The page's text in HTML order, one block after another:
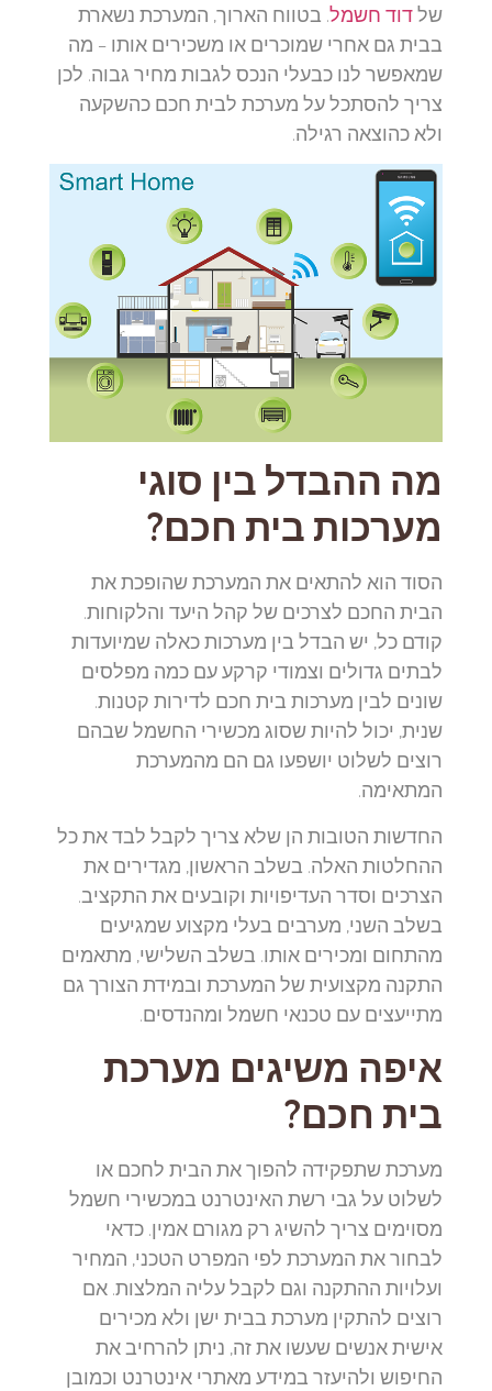
שלדוד חשמל. בטווח הארוך, המערכת נשארת
בבית גם אחרי שמוכרים או משכירים אותו – מה
שמאפשר לנו כבעלי הנכס לגבות מחיר גבוה. לכן
צריך להסתכל על מערכת לבית חכם כהשקעה
ולא כהוצאה רגילה.
מה ההבדל בין סוגי
מערכות בית חכם?
הסוד הוא להתאים את המערכת שהופכת את
הבית החכם לצרכים של קהל היעד והלקוחות.
קודם כל, יש הבדל בין מערכות כאלה שמיועדות
לבתים גדולים וצמודי קרקע עם כמה מפלסים
שונים לבין מערכות בית חכם לדירות קטנות.
שנית, יכול להיות שסוג מכשירי החשמל שבהם
רוצים לשלוט יושפעו גם הם מהמערכת
המתאימה.
החדשות הטובות הן שלא צריך לקבל לבד את כל
ההחלטות האלה. בשלב הראשון, מגדירים את
הצרכים וסדר העדיפויות וקובעים את התקציב.
בשלב השני, מערבים בעלי מקצוע שמגיעים
מהתחום ומכירים אותו. בשלב השלישי, מתאמים
התקנה מקצועית של המערכת ובמידת הצורך גם
מתייעצים עם טכנאי חשמל ומהנדסים.
איפה משיגים מערכת
בית חכם?
מערכת שתפקידה להפוך את הבית לחכם או
לשלוט על גבי רשת האינטרנט במכשירי חשמל
מסוימים צריך להשיג רק מגורם אמין. כדאי
לבחור את המערכת לפי המפרט הטכני, המחיר
ועלויות ההתקנה וגם לקבל עליה המלצות. אם
רוצים להתקין מערכת בבית ישן ולא מכירים
אישית אנשים שעשו את זה, ניתן להרחיב את
החיפוש ולהיעזר במידע מאתרי אינטרנט וכמובן